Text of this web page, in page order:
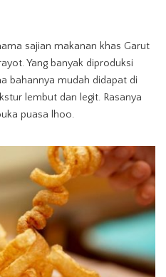
sajian makanan khas Garut
Yang banyak diproduksi
bahannya mudah didapat di
lembut dan legit. Rasanya
puasa lhoo.